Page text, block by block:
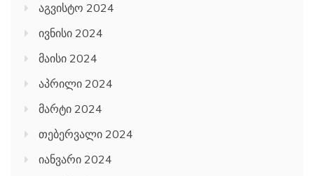
აგვისტო 2024
ივნისი 2024
მაისი 2024
აპრილი 2024
მარტი 2024
თებერვალი 2024
იანვარი 2024